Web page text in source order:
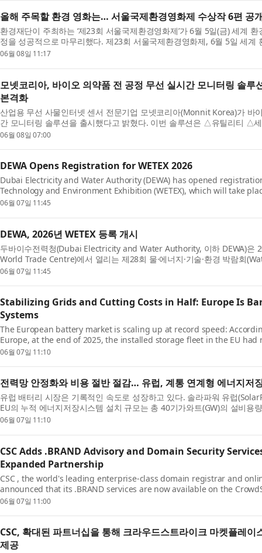
올해 주목할 환경 영화는… 서울국제환경영화제 수상작 6편 공
환경재단이 주최하는 ‘제23회 서울국제환경영화제’가 6월 5일(금) 세계
정을 성공적으로 마무리했다. 제23회 서울국제환경영화제, 6월 5일 세계
06월 08일 11:17
모넷코리아, 바이오 의약품 전 공정 무선 실시간 모니터링 솔
본격화
산업용 무선 사물인터넷 센서 전문기업 모넷코리아(Monnit Korea)가 바
간 모니터링 솔루션을 출시했다고 밝혔다. 이번 솔루션은 △유틸리티 △
06월 08일 07:00
DEWA Opens Registration for WETEX 2026
Dubai Electricity and Water Authority (DEWA) has opened
Technology and Environment Exhibition (WETEX), which will take
06월 07일 11:45
DEWA, 2026년 WETEX 등록 개시
두바이수전력청(Dubai Electricity and Water Authority, 이하 DEWA)은
World Trade Centre)에서 열리는 제28회 물·에너지·기술·환경 박람회
06월 07일 11:45
Stabilizing Grids and Cutting Costs in Half: Europe Is
Systems
The European battery market is scaling up at record speed:
Europe, at the end of 2025, the installed storage fleet in the EU had
06월 07일 11:10
전력망 안정화와 비용 절반 절감… 유럽, 계통 연계형 에너지저
유럽 배터리 시장은 기록적인 속도로 성장하고 있다. 솔라파워 유럽
EU의 누적 에너지저장시스템 설치 규모는 총 40기가와트(GW)의 설비용
06월 07일 11:10
CSC Adds .BRAND Advisory and Domain Security
Expanded Partnership
CSC , the world's leading enterprise-class domain registrar and
announced that its .BRAND services are now available on the
06월 07일 11:00
CSC, 확대된 파트너십을 통해 크라우드스트라이크 마켓플레
제공